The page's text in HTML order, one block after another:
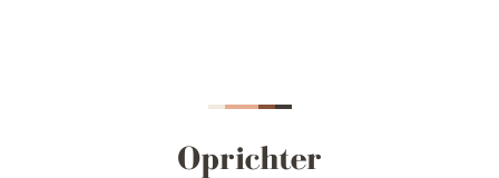
Oprichter